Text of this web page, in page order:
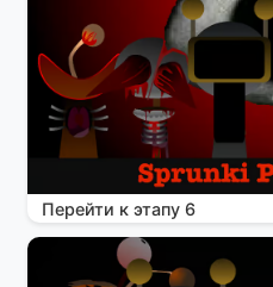
Перейти к этапу 6